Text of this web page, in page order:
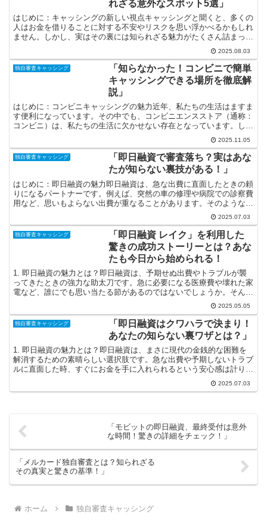
れざる意外なスポット5選」
はじめに：キャッシングの新しい視点キャッシングと聞くと、多くの
人はお金を借りることに対する不安やリスクを思い浮かべるかもしれ
ません。しかし、実はその裏には知られざる魅力がたくさん詰まって
います！特に意外な場所でキャッシングが可能であることは...2025.08.03
独自審査キャッシング
「知らなかった！コンビニで簡単
キャッシングできる場所を徹底解
説」
はじめに：コンビニキャッシングの魅力近年、私たちの生活はますま
す便利になっています。その中でも、コンビニエンスストア（通称：
コンビニ）は、私たちの生活に欠かせない存在となっています。しか
し、コンビニでできることは、単に買い物をするだけにとど...2025.11.05
独自審査キャッシング
「即日融資で審査落ち？実はあな
たが知らない裏技がある！」
はじめに：即日融資の魅力即日融資は、急な出費に直面したときの頼
りになるパートナーです。例えば、突然の車の修理や病院での診察費
用など、思いもよらない出費が重なることがあります。そのような場
面で即日融資があれば、必要な資金をすぐに手に入れること...2025.07.03
独自審査キャッシング
「即日融資 レイク」を利用した
驚きの成功ストーリーとは？あな
たも今日から始められる！
1. 即日融資の魅力とは？即日融資は、予期せぬ出費やトラブルが襲
ってきたときの強力な助太刀です。急に必要になる医療費や壊れた家
電など、誰にでも思い当たる節があるのではないでしょうか。そんな
時に、銀行の複雑な手続きや厳しい審査が待っていると、...2025.05.05
独自審査キャッシング
「即日融資はクワハラで決まり！
あなたの知らない裏ワザとは？」
1. 即日融資の魅力とは？即日融資は、まさに現代の金銭的な困難を
解消するための素晴らしい選択肢です。急な出費や予期しないトラブ
ルに直面した時、すぐにお金を手に入れられるという安心感は計り知
れません。たとえば、突然の医療費や旅行のキャンセル料...2025.07.03
「モビットの即日融資、最終受付は意外
な時間！驚きの詳細をチェック！」
「メルカード独自審査とは？知られざる
その真実と驚きの基準！」
ホーム 独自審査キャッシング